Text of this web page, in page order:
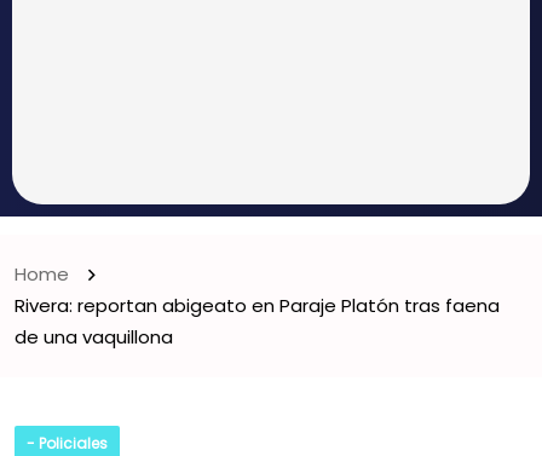
Home
Rivera: reportan abigeato en Paraje Platón tras faena
de una vaquillona
- Policiales